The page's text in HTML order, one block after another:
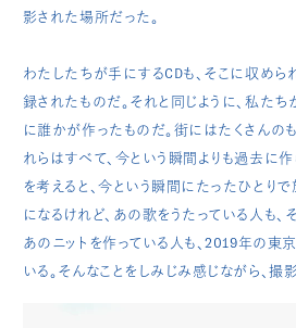
影された場所だった。
わたしたちが手にするCDも、そこに収めら
録されたものだ。それと同じように、私たち
に誰かが作ったものだ。街にはたくさんの
れらはすべて、今という瞬間よりも過去に
を考えると、今という瞬間にたったひとり
になるけれど、あの歌をうたっている人も、
あのニットを作っている人も、2019年の東
いる。そんなことをしみじみ感じながら、撮